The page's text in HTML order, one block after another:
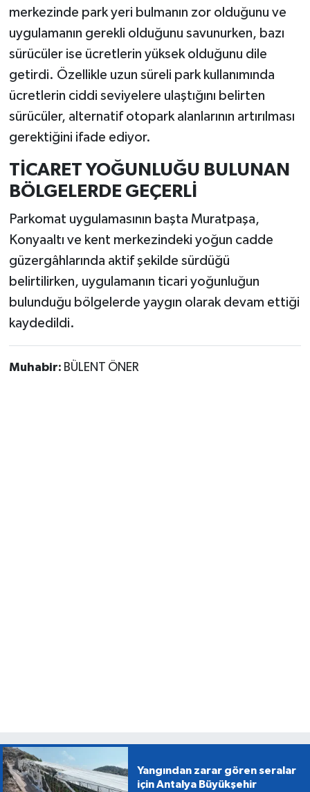
merkezinde park yeri bulmanın zor olduğunu ve
uygulamanın gerekli olduğunu savunurken, bazı
sürücüler ise ücretlerin yüksek olduğunu dile
getirdi. Özellikle uzun süreli park kullanımında
ücretlerin ciddi seviyelere ulaştığını belirten
sürücüler, alternatif otopark alanlarının artırılması
gerektiğini ifade ediyor.
TİCARET YOĞUNLUĞU BULUNAN
BÖLGELERDE GEÇERLİ
Parkomat uygulamasının başta Muratpaşa,
Konyaaltı ve kent merkezindeki yoğun cadde
güzergâhlarında aktif şekilde sürdüğü
belirtilirken, uygulamanın ticari yoğunluğun
bulunduğu bölgelerde yaygın olarak devam ettiği
kaydedildi.
Muhabir: BÜLENT ÖNER
Yangından zarar gören seralar
için Antalya Büyükşehir